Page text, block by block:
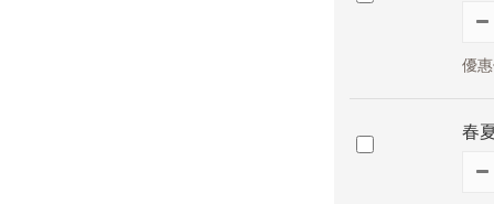
優
春